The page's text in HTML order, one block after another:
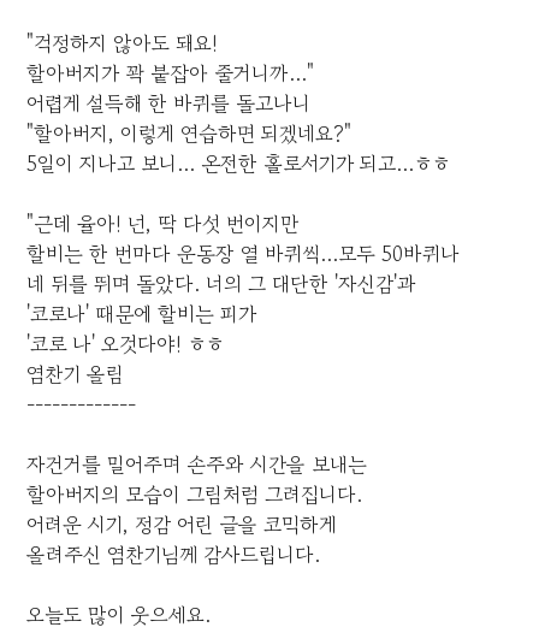
"걱정하지 않아도 돼요!
할아버지가 꽉 붙잡아 줄거니까..."
어렵게 설득해 한 바퀴를 돌고나니
"할아버지, 이렇게 연습하면 되겠네요?"
5일이 지나고 보니... 온전한 홀로서기가 되고...ㅎㅎ
"근데 율아! 넌, 딱 다섯 번이지만
할비는 한 번마다 운동장 열 바퀴씩...모두 50바퀴나
네 뒤를 뛰며 돌았다. 너의 그 대단한 '자신감'과
'코로나' 때문에 할비는 피가
'코로 나' 오것다야! ㅎㅎ
염찬기 올림
-------------
자건거를 밀어주며 손주와 시간을 보내는
할아버지의 모습이 그림처럼 그려집니다.
어려운 시기, 정감 어린 글을 코믹하게
올려주신 염찬기님께 감사드립니다.
오늘도 많이 웃으세요.